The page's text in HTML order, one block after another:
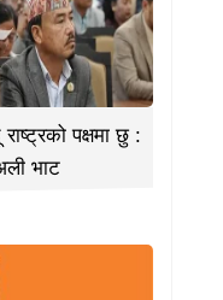
पक्षमा छु :
भाट